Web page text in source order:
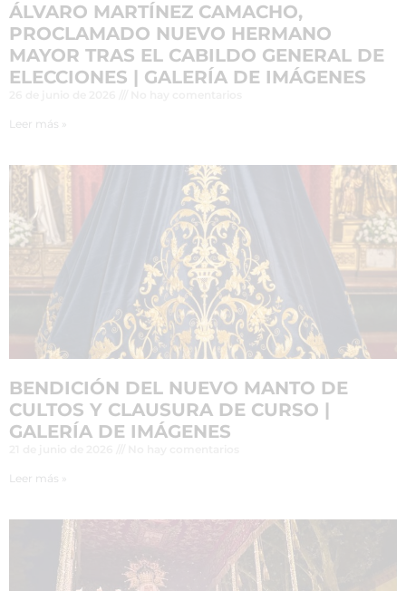
ÁLVARO MARTÍNEZ CAMACHO,
PROCLAMADO NUEVO HERMANO
MAYOR TRAS EL CABILDO GENERAL DE
ELECCIONES | GALERÍA DE IMÁGENES
Leer más »
BENDICIÓN DEL NUEVO MANTO DE
CULTOS Y CLAUSURA DE CURSO |
GALERÍA DE IMÁGENES
Leer más »